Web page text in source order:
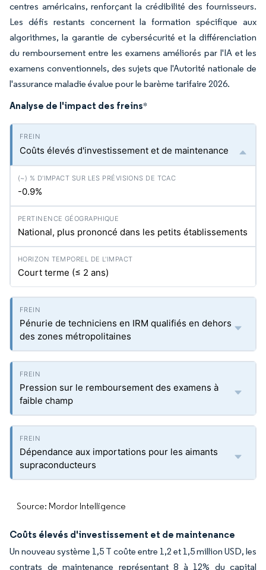
centres américains, renforçant la crédibilité des fournisseurs.
Les défis restants concernent la formation spécifique aux
algorithmes, la garantie de cybersécurité et la différenciation
du remboursement entre les examens améliorés par l'IA et les
examens conventionnels, des sujets que l'Autorité nationale de
l'assurance maladie évalue pour le barème tarifaire 2026.
Analyse de l'impact des freins*
Coûts élevés d'investissement et de maintenance
-0.9%
National, plus prononcé dans les petits établissements
Court terme (≤ 2 ans)
Pénurie de techniciens en IRM qualifiés en dehors
des zones métropolitaines
Pression sur le remboursement des examens à
faible champ
Dépendance aux importations pour les aimants
supraconducteurs
Source: Mordor Intelligence
Coûts élevés d'investissement et de maintenance
Un nouveau système 1,5 T coûte entre 1,2 et 1,5 million USD, les
contrats de maintenance représentant 8 à 12% du capital